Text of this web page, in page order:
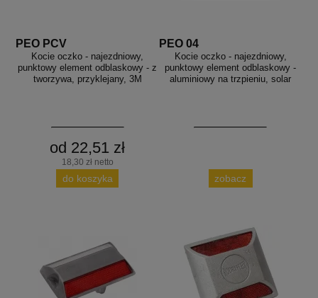
PEO PCV
Kocie oczko - najezdniowy,
punktowy element odblaskowy - z
tworzywa, przyklejany, 3M
od 22,51 zł
18,30 zł netto
do koszyka
PEO 04
Kocie oczko - najezdniowy,
punktowy element odblaskowy -
aluminiowy na trzpieniu, solar
zobacz